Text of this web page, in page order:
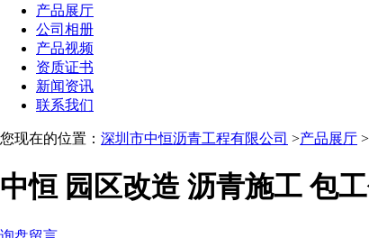
产品展厅
公司相册
产品视频
资质证书
新闻资讯
联系我们
您现在的位置： 深圳市中恒沥青工程有限公司 >产品展厅
中恒 园区改造 沥青施工 包